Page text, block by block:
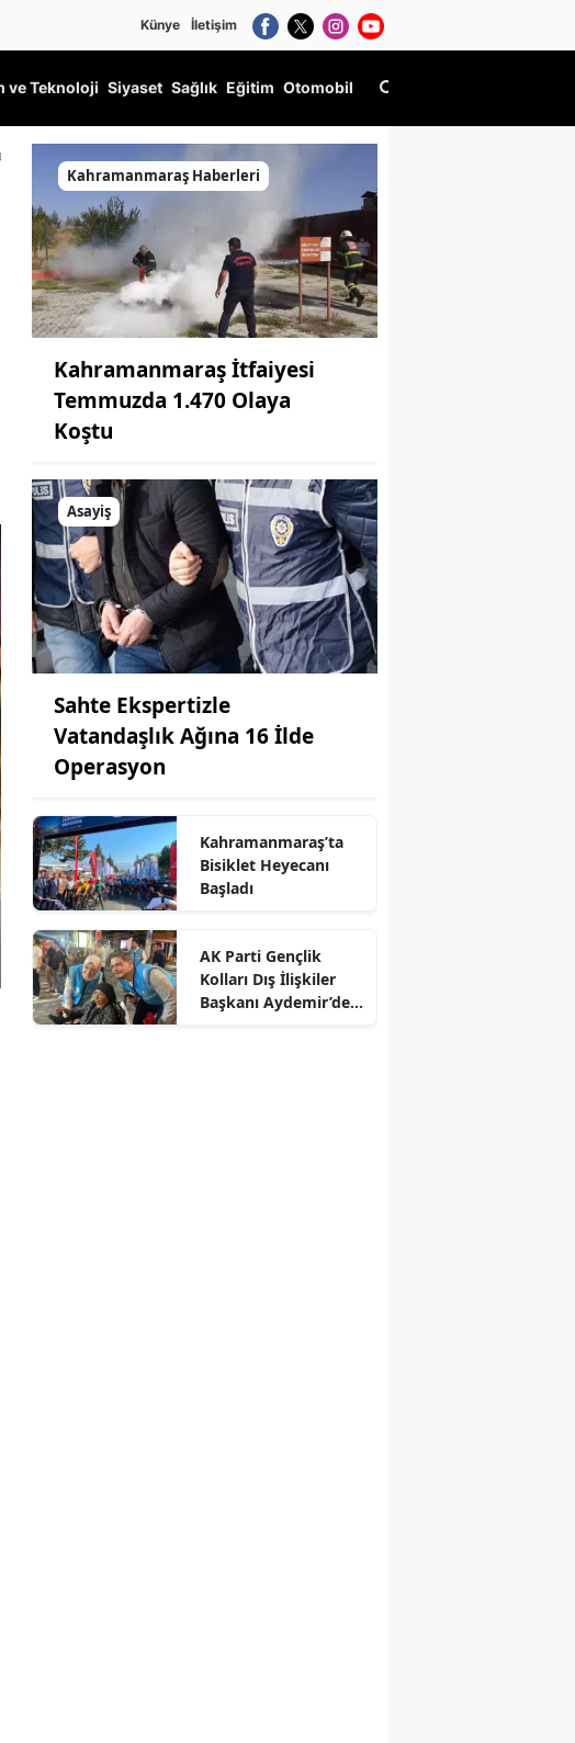
Künye İletişim
ve Teknoloji Siyaset Sağlık Eğitim Otomobil
Sofrası”nda buluştu
Merkezi
Gönder
Kahramanmaraş Haberleri
Kahramanmaraş İtfaiyesi
Temmuzda 1.470 Olaya
Koştu
Asayiş
Sahte Ekspertizle
Vatandaşlık Ağına 16 İlde
Operasyon
Kahramanmaraş’ta
Bisiklet Heyecanı
Başladı
AK Parti Gençlik
Kolları Dış İlişkiler
Başkanı Aydemir’den